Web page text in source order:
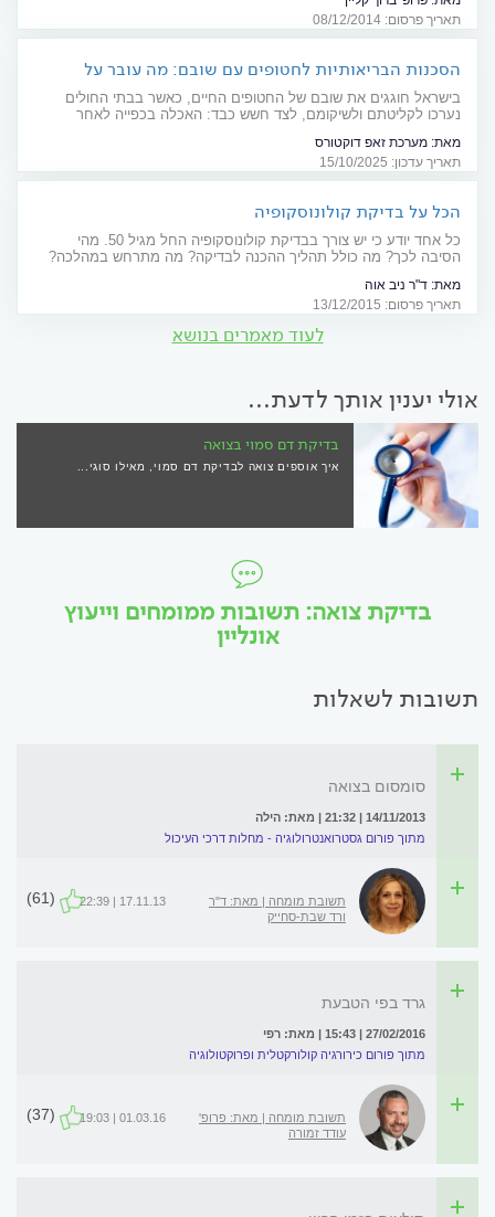
תאריך פרסום: 08/12/2014
הסכנות הבריאותיות לחטופים עם שובם: מה עובר על
השבים בבתי החולים?
בישראל חוגגים את שובם של החטופים החיים, כאשר בבתי החולים
נערכו לקליטתם ולשיקומם, לצד חשש כבד: האכלה בכפייה לאחר
רק חלק מאתגרי הצוותים הרפואיים
מאת: מערכת זאפ דוקטורס
תאריך עדכון: 15/10/2025
הכל על בדיקת קולונוסקופיה
כל אחד יודע כי יש צורך בבדיקת קולונוסקופיה החל מגיל 50. מהי
הסיבה לכך? מה כולל תהליך ההכנה לבדיקה? מה מתרחש במהלכה?
מאת: ד"ר ניב אוה
תאריך פרסום: 13/12/2015
לעוד מאמרים בנושא
אולי יענין אותך לדעת...
בדיקת דם סמוי בצואה
איך אוספים צואה לבדיקת דם סמוי, מאילו סוגי...
בדיקת צואה: תשובות ממומחים וייעוץ
אונליין
תשובות לשאלות
סומסום בצואה
14/11/2013 | 21:32 | מאת: הילה
מתוך פורום גסטרואנטרולוגיה - מחלות דרכי העיכול
תשובת מומחה | מאת: ד"ר
ורד שבת-סחייק
17.11.13 | 22:39
(61)
גרד בפי הטבעת
27/02/2016 | 15:43 | מאת: רפי
מתוך פורום כירורגיה קולורקטלית ופרוקטולוגיה
תשובת מומחה | מאת: פרופ'
עודד זמורה
01.03.16 | 19:03
(37)